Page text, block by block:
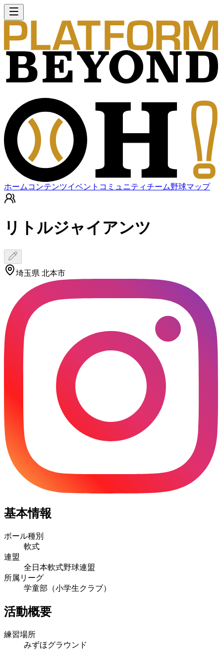
ホーム コンテンツイベント コミュニティチーム野球マップ
リトルジャイアンツ
埼玉県 北本市
基本情報
ボール種別
軟式
連盟
全日本軟式野球連盟
所属リーグ
学童部（小学生クラブ）
活動概要
練習場所
みずほグラウンド